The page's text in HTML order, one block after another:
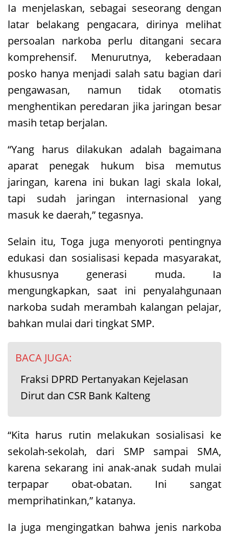
Ia menjelaskan, sebagai seseorang dengan
latar belakang pengacara, dirinya melihat
persoalan narkoba perlu ditangani secara
komprehensif. Menurutnya, keberadaan
posko hanya menjadi salah satu bagian dari
pengawasan, namun tidak otomatis
menghentikan peredaran jika jaringan besar
masih tetap berjalan.
“Yang harus dilakukan adalah bagaimana
aparat penegak hukum bisa memutus
jaringan, karena ini bukan lagi skala lokal,
tapi sudah jaringan internasional yang
masuk ke daerah,” tegasnya.
Selain itu, Toga juga menyoroti pentingnya
edukasi dan sosialisasi kepada masyarakat,
khususnya generasi muda. Ia
mengungkapkan, saat ini penyalahgunaan
narkoba sudah merambah kalangan pelajar,
bahkan mulai dari tingkat SMP.
BACA JUGA:
Fraksi DPRD Pertanyakan Kejelasan
Dirut dan CSR Bank Kalteng
“Kita harus rutin melakukan sosialisasi ke
sekolah-sekolah, dari SMP sampai SMA,
karena sekarang ini anak-anak sudah mulai
terpapar obat-obatan. Ini sangat
memprihatinkan,” katanya.
Ia juga mengingatkan bahwa jenis narkoba